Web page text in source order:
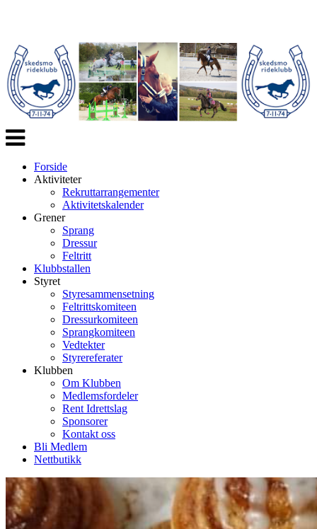
Veksle
navigasjon
Forside
Aktiviteter
Rekruttarrangementer
Aktivitetskalender
Grener
Sprang
Dressur
Feltritt
Klubbstallen
Styret
Styresammensetning
Feltrittskomiteen
Dressurkomiteen
Sprangkomiteen
Vedtekter
Styrereferater
Klubben
Om Klubben
Medlemsfordeler
Rent Idrettslag
Sponsorer
Kontakt oss
Bli Medlem
Nettbutikk